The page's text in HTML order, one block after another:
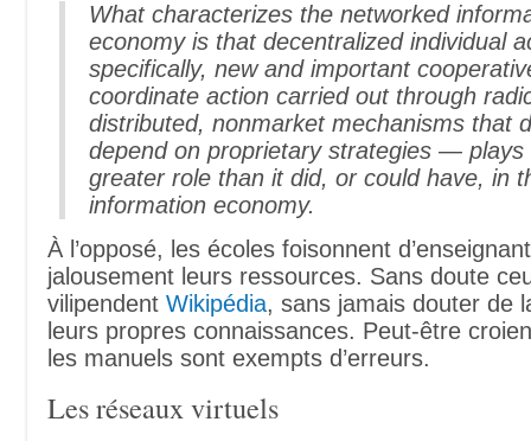
What characterizes the networked
economy is that decentralized individual
specifically, new and important
coordinate action carried out through
distributed, nonmarket mechanisms that
depend on proprietary strategies — plays
greater role than it did, or could have, in
information economy.
À l’opposé, les écoles foisonnent
jalousement leurs ressources. Sans doute
vilipendent Wikipédia, sans jamais douter de
leurs propres connaissances. Peut-être
les manuels sont exempts d’erreurs.
Les réseaux virtuels